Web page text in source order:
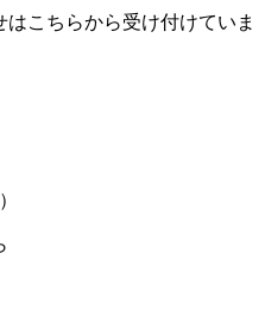
こちらから受け付けていま